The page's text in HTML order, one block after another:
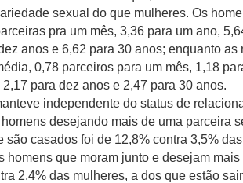
sexual do que mulheres. Os
pra um mês, 3,36 para um ano,
anos e 6,62 para 30 anos; enquanto as
0,78 parceiros para um mês, 1,18
para dez anos e 2,47 para 30 anos.
independente do status de
desejando mais de uma parceira
são casados foi de 12,8% contra 3,5%
homens que moram junto e desejam
2,4% das mulheres, a dos que estão